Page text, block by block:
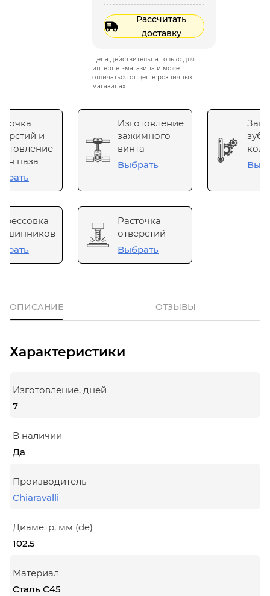
Рассчитать
доставку
Цена действительна только для
интернет-магазина и может
отличаться от цен в розничных
магазинах
и
паза
Изготовление
зажимного
винта
Выбрать
Расточка
отверстий
Выбрать
ОПИСАНИЕ ОТЗЫВЫ
Характеристики
Изготовление, дней
7
В наличии
Да
Производитель
Chiaravalli
Диаметр, мм (de)
102.5
Материал
Сталь С45